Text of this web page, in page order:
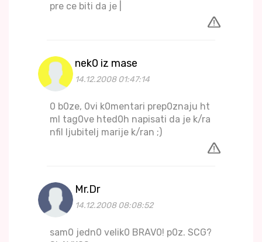
pre ce biti da je |
nek0 iz mase
14.12.2008 01:47:14
0 b0ze, 0vi k0mentari prep0znaju ht
ml tag0ve hted0h napisati da je k/ra
nfil ljubitelj marije k/ran ;)
Mr.Dr
14.12.2008 08:08:52
sam0 jedn0 velik0 BRAV0! p0z. SCG?